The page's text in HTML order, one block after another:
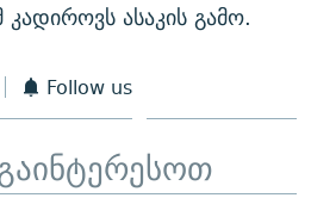
ასაკის გამო.
Follow us